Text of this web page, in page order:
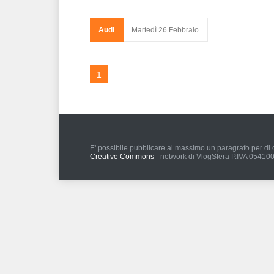
Audi Martedì 26 Febbraio
1
E' possibile pubblicare al massimo un paragrafo per
Creative Commons - network di VlogSfera P.IVA